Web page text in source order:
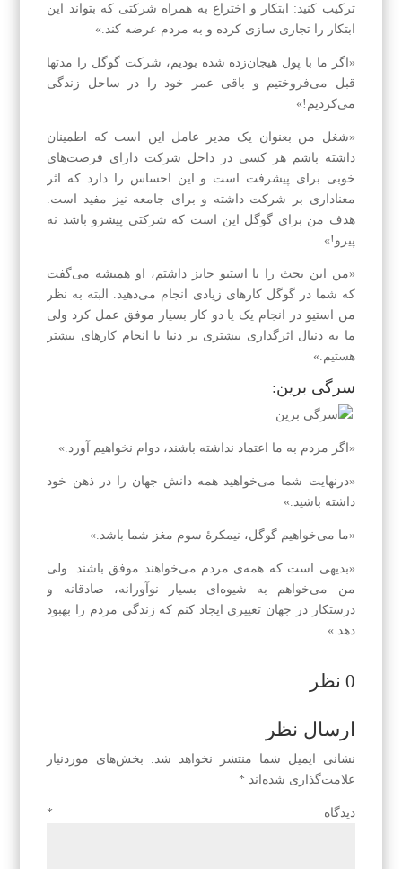
ترکیب کنید: ابتکار و اختراع به همراه شرکتی که بتواند این
ابتکار را تجاری‌ سازی کرده و به مردم عرضه کند.»
«اگر ما با پول هیجان‌زده شده بودیم، شرکت گوگل را مدتها
قبل می‌فروختیم و باقی عمر خود را در ساحل زندگی
می‌کردیم!»
«شغل من بعنوان یک مدیر عامل این است که اطمینان
داشته باشم هر کسی در داخل شرکت دارای فرصت‌های
خوبی برای پیشرفت است و این احساس را دارد که اثر
معناداری بر شرکت داشته و برای جامعه نیز مفید است.
هدف من برای گوگل این است که شرکتی پیشرو باشد نه
پیرو!»
«من این بحث را با استیو جابز داشتم، او همیشه می‌گفت
که شما در گوگل کارهای زیادی انجام می‌دهید. البته به نظر
من استیو در انجام یک یا دو کار بسیار موفق عمل کرد ولی
ما به دنبال اثرگذاری بیشتری بر دنیا با انجام کارهای بیشتر
هستیم.»
سرگی برین:
«اگر مردم به ما اعتماد نداشته باشند، دوام نخواهیم آورد.»
«درنهایت شما می‌خواهید همه‌ دانش جهان را در ذهن خود
داشته باشید.»
«ما می‌خواهیم گوگل، نیمکرهٔ سوم مغز شما باشد.»
«بدیهی است که همه‌ی مردم می‌خواهند موفق باشند. ولی
من می‌خواهم به شیوه‌ای بسیار نوآورانه، صادقانه و
درستکار در جهان تغییری ایجاد کنم که زندگی مردم را بهبود
دهد.»
0 نظر
ارسال نظر
نشانی ایمیل شما منتشر نخواهد شد.
بخش‌های موردنیاز
علامت‌گذاری شده‌اند *
دیدگاه *